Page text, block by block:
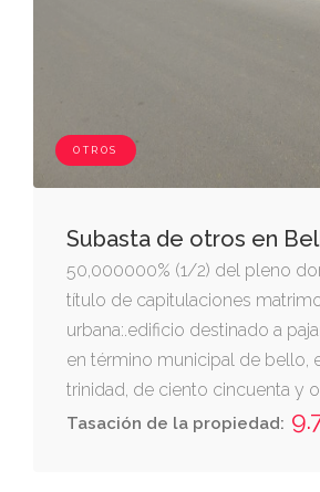
OTROS
Subasta de otros en
50,000000% (1/2) del pleno
título de capitulaciones
urbana:.edificio destinado a
en término municipal de bello,
trinidad, de ciento cincuenta y
cuadrados de extensión
Tasación de la propiedad: